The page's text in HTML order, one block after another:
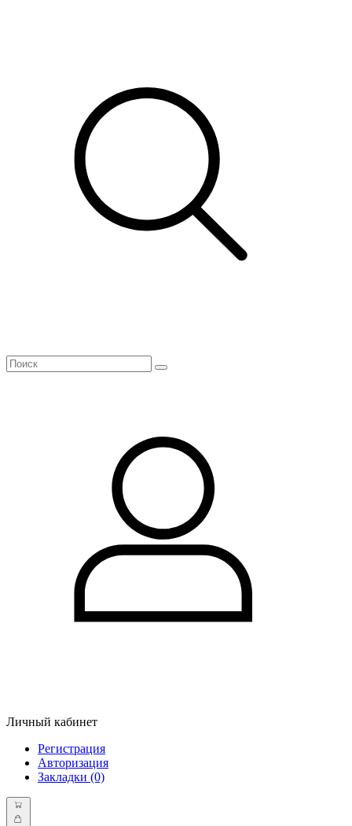
Личный кабинет
Регистрация
Авторизация
Закладки (0)